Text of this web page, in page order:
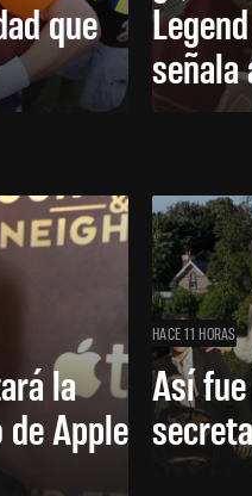
que
la
Apple
HACE 11 HORAS
Así